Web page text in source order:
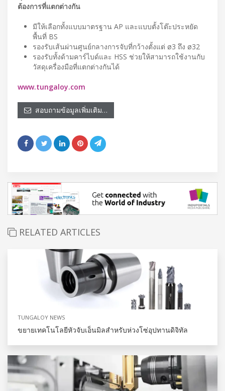
ต้องการที่แตกต่างกัน
มีให้เลือกทั้งแบบมาตรฐาน AP และแบบตั้งโต๊ะประหยัด
พื้นที่ BS
รองรับเส้นผ่านศูนย์กลางการจับที่กว้างตั้งแต่ ø3 ถึง ø32
รองรับทั้งด้ามคาร์ไบด์และ HSS ช่วยให้สามารถใช้งานกับ
วัสดุเครื่องมือที่แตกต่างกันได้
www.tungaloy.com
สอบถามข้อมูลเพิ่มเติม…
RELATED ARTICLES
TUNGALOY NEWS
ขยายเทคโนโลยีหัวจับเอ็นมิลสำหรับห่วงโซ่อุปทานดิจิทัล